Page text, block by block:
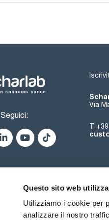
Questo sito web
Utilizziamo i cookie per
analizzare il nostro
Seguici:
Via
T